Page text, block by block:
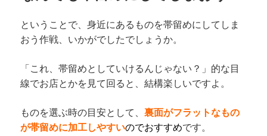
ということで、身近にあるものを帯留めにしてしま
おう作戦、いかがでしたでしょうか。
「これ、帯留めとしていけるんじゃない？」的な目
線でお店とかを見て回ると、結構楽しいですよ。
ものを選ぶ時の目安として、裏面がフラットなもの
が帯留めに加工しやすいのでおすすめです。